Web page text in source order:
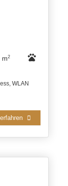
m2 pets
WLAN